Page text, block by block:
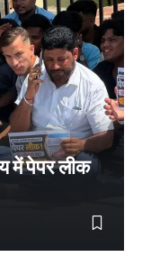
में पेपर लीक